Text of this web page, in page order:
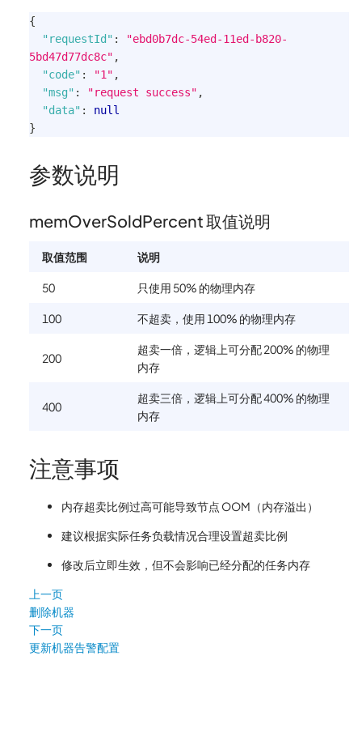
{
"requestId" :
"ebd0b7dc-54ed-11ed-b820-
5bd47d77dc8c" ,
"code" : "1" ,
"msg" : "request success" ,
"data" :
null
}
参数说明
memOverSoldPercent 取值说明
取值范围 说明
50 只使用 50% 的物理内存
100 不超卖，使用 100% 的物理内存
200
超卖一倍，逻辑上可分配 200% 的物理
内存
400
超卖三倍，逻辑上可分配 400% 的物理
内存
注意事项
内存超卖比例过高可能导致节点 OOM（内存溢出）
建议根据实际任务负载情况合理设置超卖比例
修改后立即生效，但不会影响已经分配的任务内存
上一页
删除机器
下一页
更新机器告警配置